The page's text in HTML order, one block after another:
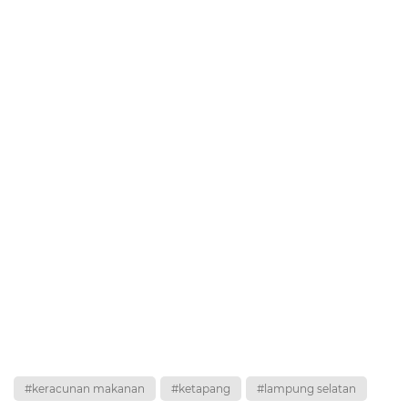
#keracunan makanan #ketapang #lampung selatan